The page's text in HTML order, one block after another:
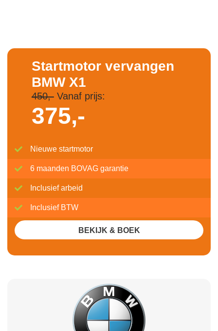
Startmotor vervangen
BMW X1
450,-Vanaf prijs:
375,-
Nieuwe startmotor
6 maanden BOVAG garantie
Inclusief arbeid
Inclusief BTW
BEKIJK & BOEK